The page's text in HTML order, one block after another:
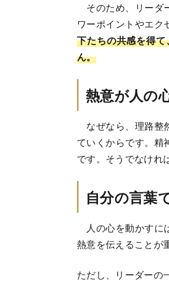
そのため、リーダ
ワーポイントやエク
下たちの共感を得
ん。
熱意が人の
なぜなら、理路整
ていくからです。精
です。そうでなけれ
自分の言葉
人の心を動かすに
熱意を伝えることが
ただし、リーダーの